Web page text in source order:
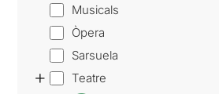
Musicals
Òpera
Sarsuela
Teatre
+